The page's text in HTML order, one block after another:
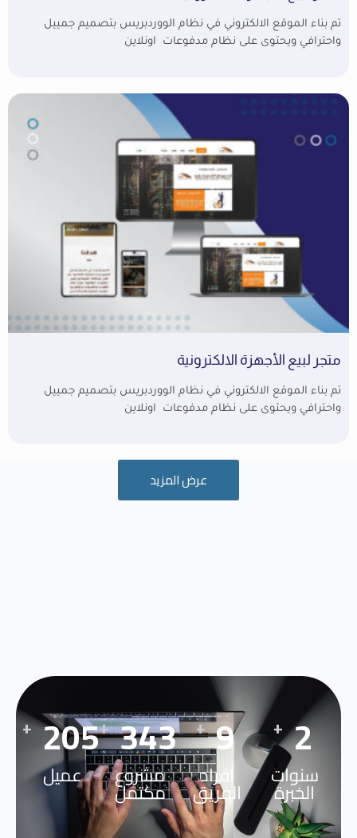
تم بناء الموقع الالكتروني في نظام الووردبريس بتصميم جمييل
واحترافي ويحتوى على نظام مدفوعات اونلاين
متجر لبيع الأجهزة الالكترونية
تم بناء الموقع الالكتروني في نظام الووردبريس بتصميم جمييل
واحترافي ويحتوى على نظام مدفوعات اونلاين
عرض المزيد
4
+
سنوات
الخبرة
14
+
افراد
الفريق
500
+
مشروع
مكتمل
300
+
عميل